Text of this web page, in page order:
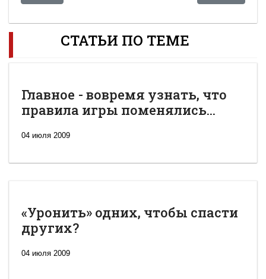
СТАТЬИ ПО ТЕМЕ
Главное - вовремя узнать, что
правила игры поменялись...
04 июля 2009
«Уронить» одних, чтобы спасти
других?
04 июля 2009